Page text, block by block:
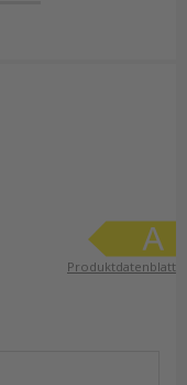
Produktdatenblatt